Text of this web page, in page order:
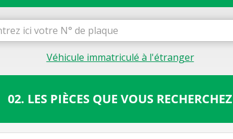
Véhicule immatriculé à l'étranger
02. LES PIÈCES QUE VOUS RECHERCHEZ